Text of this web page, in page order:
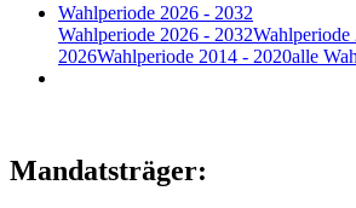
Wahlperiode 2026 - 2032
Wahlperiode 2026 - 2032Wahlperiode
2026Wahlperiode 2014 - 2020alle
Mandatsträger: